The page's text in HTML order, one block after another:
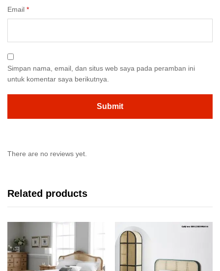
Email *
Simpan nama, email, dan situs web saya pada peramban ini
untuk komentar saya berikutnya.
There are no reviews yet.
Related products